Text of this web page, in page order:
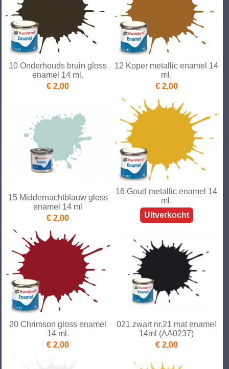
10 Onderhouds bruin gloss
enamel 14 ml.
€ 2,00
12 Koper metallic enamel 14
ml.
€ 2,00
15 Middernachtblauw gloss
enamel 14 ml
€ 2,00
16 Goud metallic enamel 14
ml.
Uitverkocht
20 Chrimson gloss enamel
14 ml.
€ 2,00
021 zwart nr.21 mat enamel
14ml (AA0237)
€ 2,00